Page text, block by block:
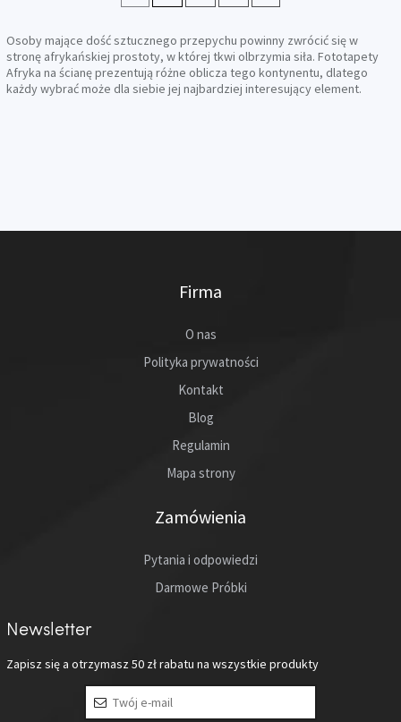
Osoby mające dość sztucznego przepychu powinny zwrócić się w
stronę afrykańskiej prostoty, w której tkwi olbrzymia siła. Fototapety
Afryka na ścianę prezentują różne oblicza tego kontynentu, dlatego
każdy wybrać może dla siebie jej najbardziej interesujący element.
Firma
O nas
Polityka prywatności
Kontakt
Blog
Regulamin
Mapa strony
Zamówienia
Pytania i odpowiedzi
Darmowe Próbki
Newsletter
Zapisz się a otrzymasz50 złrabatu na wszystkie produkty